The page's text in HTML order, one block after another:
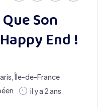
Son
End !
,Île-de-France
il y a 2 ans